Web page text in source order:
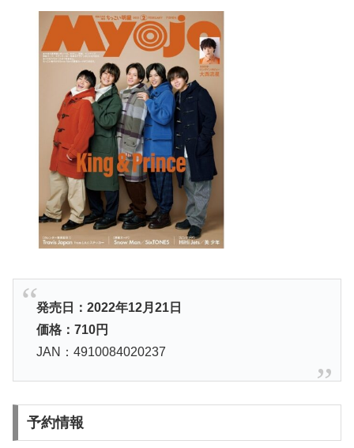
発売日：2022年12月21日
価格：710円
JAN：4910084020237
予約情報